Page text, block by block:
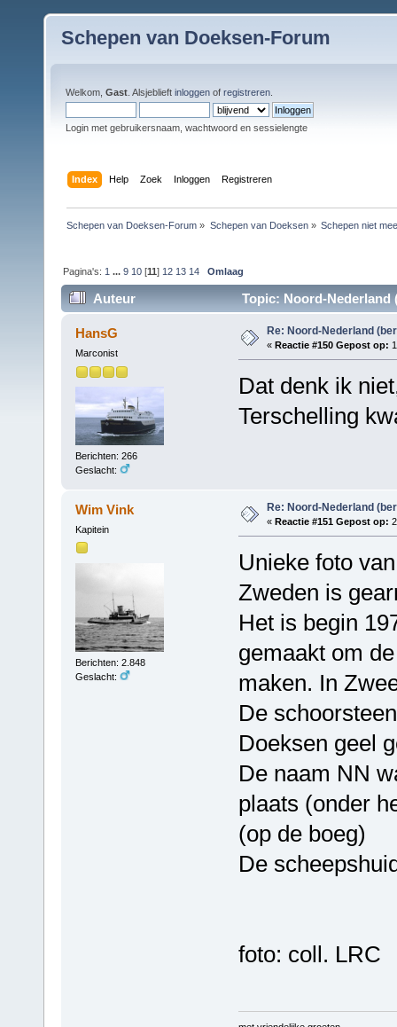
Schepen van Doeksen-Forum
Welkom, Gast . Alsjeblieft inloggen of registreren
Login met gebruikersnaam, wachtwoord en sessielengte
Index Help Zoek Inloggen Registreren
Schepen van Doeksen-Forum » Schepen van Doeksen» Schepen niet
Pagina's: 1 ...9 10 [11] 12 13 14 Omlaag
Auteur Topic: Noord-Nederland
HansG
Marconist
Berichten: 266
Geslacht:
Re: Noord-Nederland
« Reactie #150 Gepost op:
Dat denk ik
Terschelling
Wim Vink
Kapitein
Berichten: 2.848
Geslacht:
Re: Noord-Nederland
« Reactie #151 Gepost op:
Unieke foto
Zweden is
Het is begin
gemaakt om
maken. In
De
Doeksen geel
De naam NN
plaats (onder
(op de boeg)
De
foto: coll. LRC